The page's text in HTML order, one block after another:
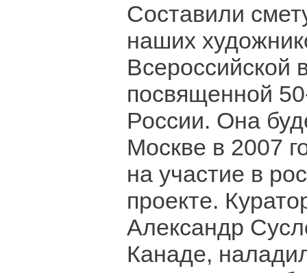
Составили
наших
Всероссийской
посвященной
России. Она
Москве в 2007
на участие в
проекте.
Александр
Канаде,